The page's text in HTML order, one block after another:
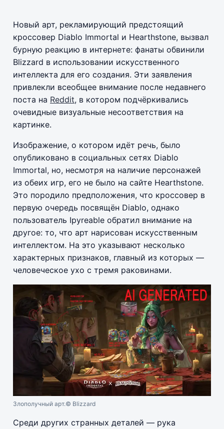
Новый арт, рекламирующий предстоящий
кроссовер Diablo Immortal и Hearthstone, вызвал
бурную реакцию в интернете: фанаты обвинили
Blizzard в использовании искусственного
интеллекта для его создания. Эти заявления
привлекли всеобщее внимание после недавнего
поста на Reddit, в котором подчёркивались
очевидные визуальные несоответствия на
картинке.
Изображение, о котором идёт речь, было
опубликовано в социальных сетях Diablo
Immortal, но, несмотря на наличие персонажей
из обеих игр, его не было на сайте Hearthstone.
Это породило предположения, что кроссовер в
первую очередь посвящён Diablo, однако
пользователь Ipyreable обратил внимание на
другое: то, что арт нарисован искусственным
интеллектом. На это указывают несколько
характерных признаков, главный из которых —
человеческое ухо с тремя раковинами.
Злополучный арт.© Blizzard
Среди других странных деталей — рука